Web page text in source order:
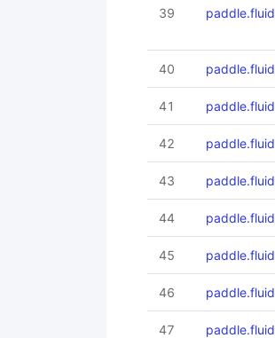
39
40
41
42
43
44
45
46
47